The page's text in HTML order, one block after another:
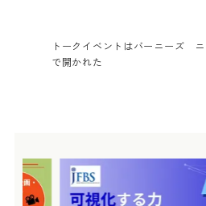
トークイベントはバーニーズ
で開かれた